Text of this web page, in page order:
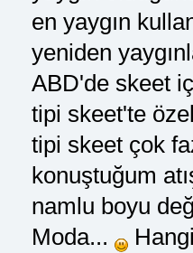
en yaygın
yeniden
ABD'de skeet
tipi skeet'te
tipi skeet çok
konuştuğum
namlu boyu
Moda...